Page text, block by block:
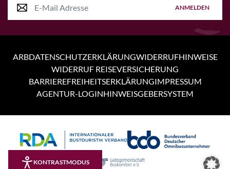
6 Tage
KONTRASTMODUS
ANMELDEN
ARBDATENSCHUTZERKLÄRUNGWIDERRUFHINWEISE
WIDERRUF REISEVERSICHERUNG
BARRIEREFREIHEITSERKLÄRUNGIMPRESSUM
AGENTUR-LOGINHINWEISGEBERSYSTEM